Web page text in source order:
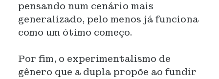
pensando num cenário mais
generalizado, pelo menos já funciona
como um ótimo começo.
Por fim, o experimentalismo de
gênero que a dupla propõe ao fundir